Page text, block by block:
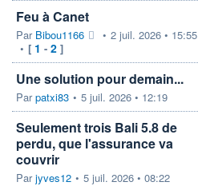
Feu à Canet
Par Bibou1166 • 2 juil. 2026 • 15:55
• [ 1 - 2 ]
Une solution pour demain...
Parpatxi83 • 5 juil. 2026 • 12:19
Seulement trois Bali 5.8 de
perdu, que l'assurance va
couvrir
Parjyves12 • 5 juil. 2026 • 08:22